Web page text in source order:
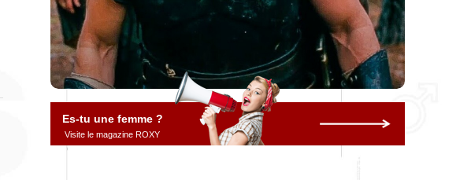
Es-tu une femme ?
Visite le magazine ROXY